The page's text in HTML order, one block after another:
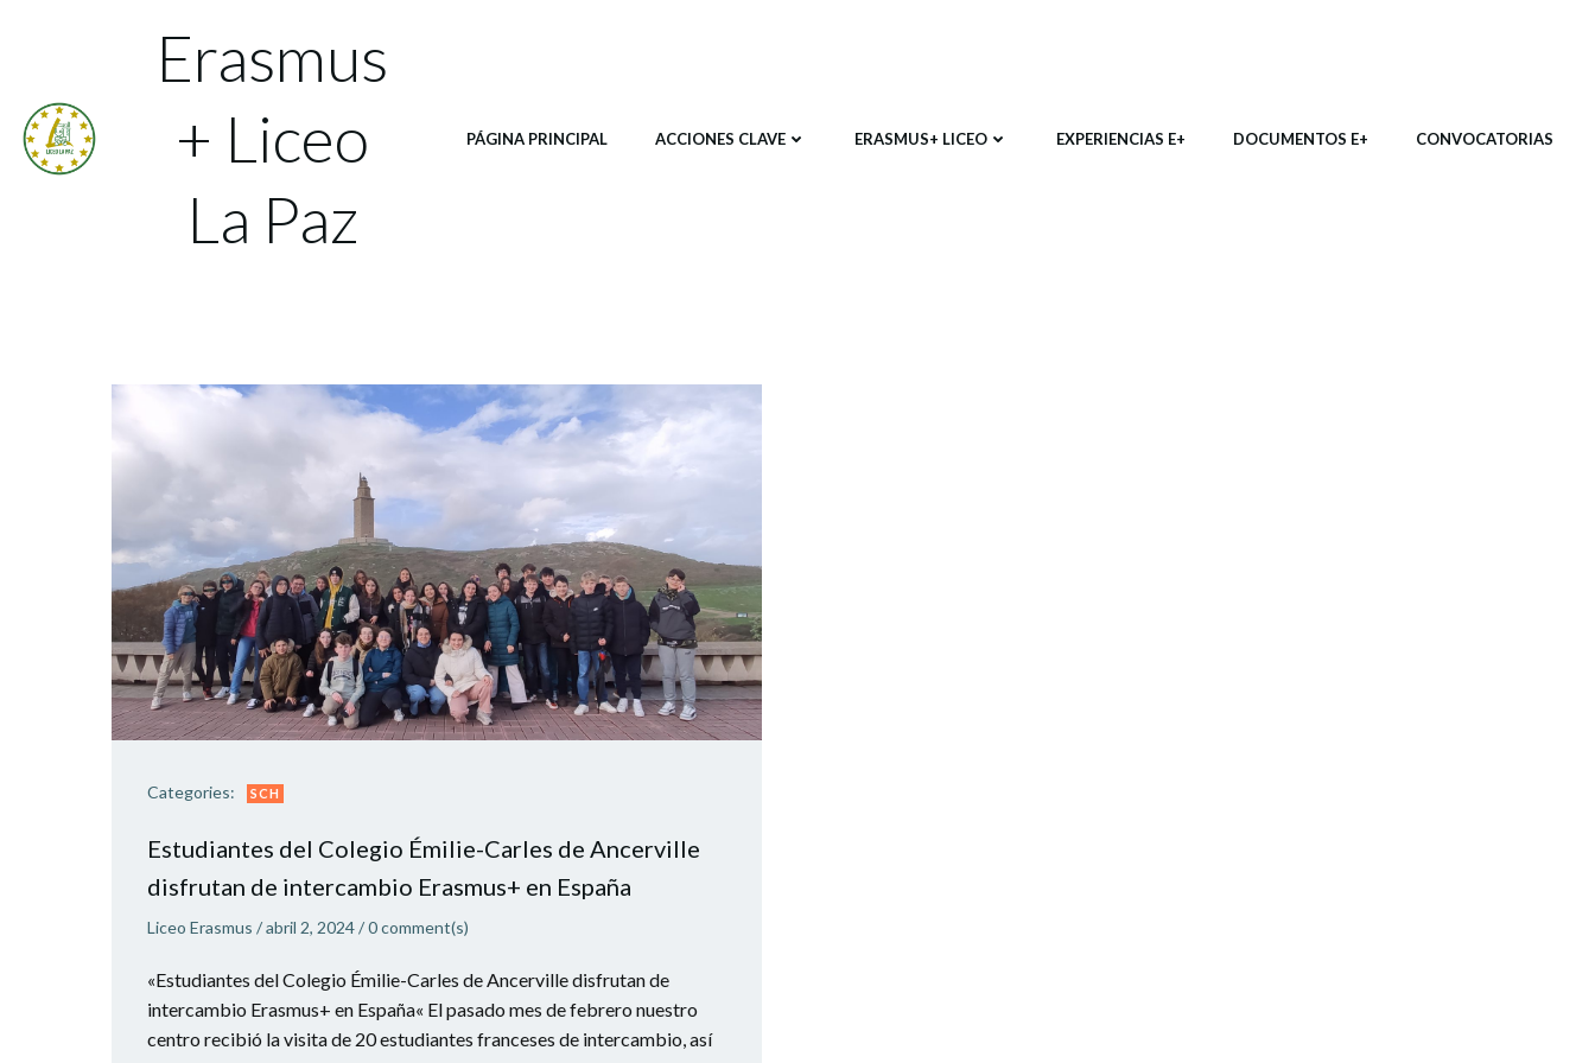
Erasmus
+ Liceo
La Paz
PÁGINA PRINCIPAL ACCIONES CLAVE ERASMUS+ LICEO EXPERIENCIAS E+ DOCUMENTOS E+ CONVOCATORIAS
Categories: SCH
Estudiantes del Colegio Émilie-Carles de Ancerville
disfrutan de intercambio Erasmus+ en España
Liceo Erasmus /abril 2, 2024/0comment(s)
«Estudiantes del Colegio Émilie-Carles de Ancerville disfrutan de
intercambio Erasmus+ en España« El pasado mes de febrero nuestro
centro recibió la visita de 20 estudiantes franceses de intercambio, así